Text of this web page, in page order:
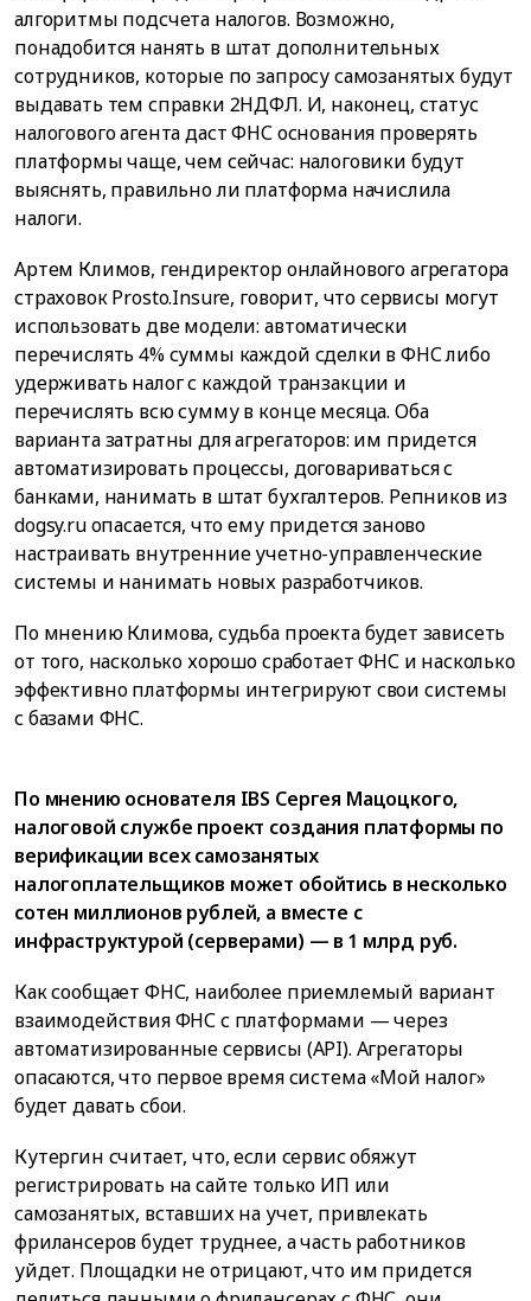
алгоритмы подсчета налогов. Возможно,
понадобится нанять в штат дополнительных
сотрудников, которые по запросу самозанятых будут
выдавать тем справки 2НДФЛ. И, наконец, статус
налогового агента даст ФНС основания проверять
платформы чаще, чем сейчас: налоговики будут
выяснять, правильно ли платформа начислила
налоги.
Артем Климов, гендиректор онлайнового агрегатора
страховок Prosto.Insure, говорит, что сервисы могут
использовать две модели: автоматически
перечислять 4% суммы каждой сделки в ФНС либо
удерживать налог с каждой транзакции и
перечислять всю сумму в конце месяца. Оба
варианта затратны для агрегаторов: им придется
автоматизировать процессы, договариваться с
банками, нанимать в штат бухгалтеров. Репников из
dogsy.ru опасается, что ему придется заново
настраивать внутренние учетно-управленческие
системы и нанимать новых разработчиков.
По мнению Климова, судьба проекта будет зависеть
от того, насколько хорошо сработает ФНС и насколько
эффективно платформы интегрируют свои системы
с базами ФНС.
По мнению основателя IBS Сергея Мацоцкого,
налоговой службе проект создания платформы по
верификации всех самозанятых
налогоплательщиков может обойтись в несколько
сотен миллионов рублей, а вместе с
инфраструктурой (серверами) — в 1 млрд руб.
Как сообщает ФНС, наиболее приемлемый вариант
взаимодействия ФНС с платформами — через
автоматизированные сервисы (API). Агрегаторы
опасаются, что первое время система «Мой налог»
будет давать сбои.
Кутергин считает, что, если сервис обяжут
регистрировать на сайте только ИП или
самозанятых, вставших на учет, привлекать
фрилансеров будет труднее, а часть работников
уйдет. Площадки не отрицают, что им придется